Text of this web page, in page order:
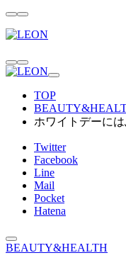
TOP
ホワイトデーに
Twitter
Facebook
Line
Mail
Pocket
Hatena
BEAUTY&HEALTH